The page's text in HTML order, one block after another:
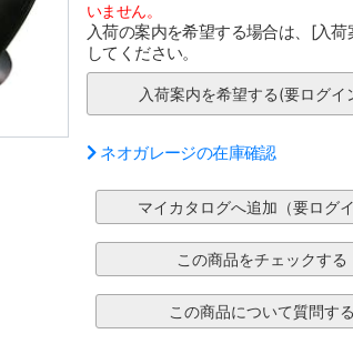
いません。
入荷の案内を希望する場合は、[入
してください。
ネオガレージの在庫確認